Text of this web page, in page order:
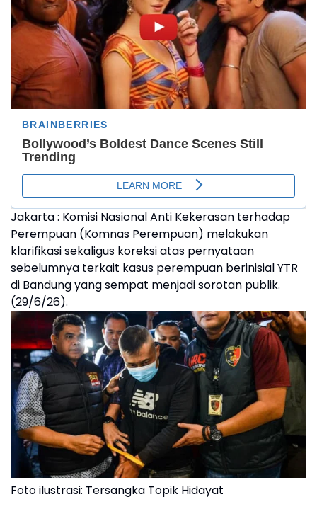
Jakarta : Komisi Nasional Anti Kekerasan terhadap
Perempuan (Komnas Perempuan) melakukan
klarifikasi sekaligus koreksi atas pernyataan
sebelumnya terkait kasus perempuan berinisial YTR
di Bandung yang sempat menjadi sorotan publik.
(29/6/26).
Foto ilustrasi: Tersangka Topik Hidayat